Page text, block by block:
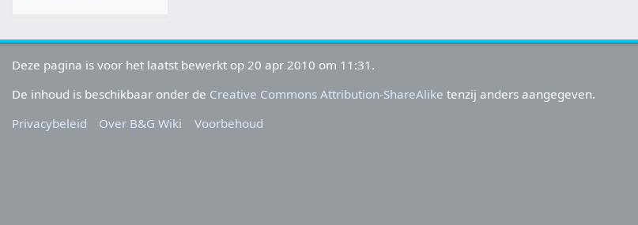
Deze pagina is voor het laatst bewerkt op 20 apr 2010 om 11:31.
De inhoud is beschikbaar onder de Creative Commons Attribution-ShareAlike tenzij anders aangegeven.
Privacybeleid
Over B&G Wiki Voorbehoud